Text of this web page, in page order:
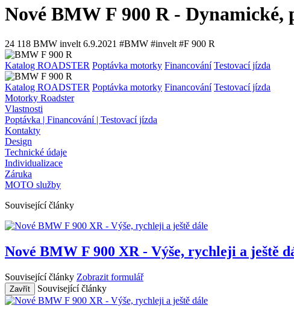
Nové BMW F 900 R -
24 118 BMW invelt 6.9.2021 #BMW #invelt #F 900 R
Katalog ROADSTER Poptávka motorky Financování Testovací jízda
Katalog ROADSTER Poptávka motorky Financování Testovací jízda
Motorky Roadster
Vlastnosti
Poptávka | Financování | Testovací jízda
Kontakty
Design
Technické údaje
Individualizace
Záruka
MOTO služby
Související články
Nové BMW F 900 XR - Výše, rychleji a ještě
Související články Zobrazit formulář
Zavřít Související články